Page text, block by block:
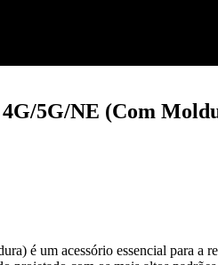
5G/NE (Com
é um acessório essencial para a